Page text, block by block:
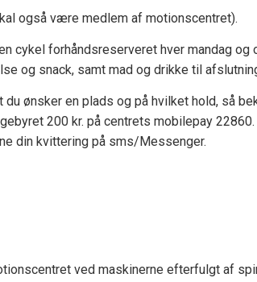
også være medlem af motionscentret).
cykel forhåndsreserveret hver mandag og
og snack, samt mad og drikke til
ønsker en plads og på hvilket hold, så
200 kr. på centrets mobilepay
din kvittering på sms/Messenger.
ved maskinerne efterfulgt af